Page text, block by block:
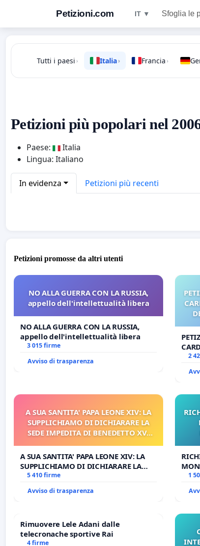
Petizioni.com IT ▼ Sfoglia le
Tutti i paesi › Italia› Francia ›
Petizioni più popolari nel
Paese:
Italia
Lingua: Italiano
In evidenza Petizioni più recenti
Petizioni promosse da altri utenti
NO ALLA GUERRA CON LA RUSSIA,
appello dell'intellettualità libera
NO ALLA GUERRA CON LA RUSSIA,
appello dell'intellettualità libera
3 015 firme
Avviso di trasparenza
2
A SUA SANTITA' PAPA LEONE XIV: LA
SUPPLICHIAMO DI DICHIARARE LA
SEDE IMPEDITA DI BENEDETTO XVI
PROCESSO
A SUA SANTITA' PAPA LEONE XIV: LA
SUPPLICHIAMO DI DICHIARARE LA
SEDE IMPEDITA DI BENEDETTO XVI E/O
DI FAR APRIRE IL RELATIVO PROCESSO
5 410 firme
Avviso di trasparenza
1
Rimuovere Lele Adani dalle
telecronache sportive Rai
4 firme